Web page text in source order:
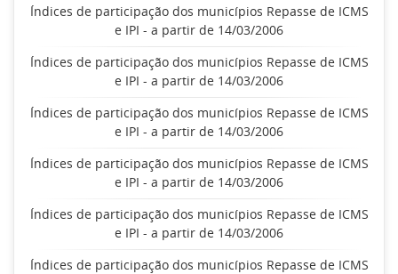
Índices de participação dos municípios Repasse de ICMS
e IPI - a partir de 14/03/2006
Índices de participação dos municípios Repasse de ICMS
e IPI - a partir de 14/03/2006
Índices de participação dos municípios Repasse de ICMS
e IPI - a partir de 14/03/2006
Índices de participação dos municípios Repasse de ICMS
e IPI - a partir de 14/03/2006
Índices de participação dos municípios Repasse de ICMS
e IPI - a partir de 14/03/2006
Índices de participação dos municípios Repasse de ICMS